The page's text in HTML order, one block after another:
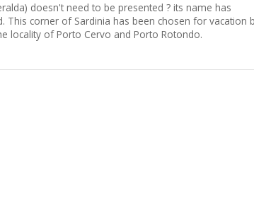
doesn't need to be presented ? its name has
This corner of Sardinia has been chosen for vacation
locality of Porto Cervo and Porto Rotondo.